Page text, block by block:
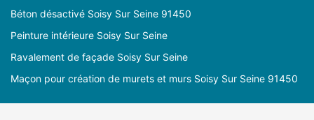
Béton désactivé Soisy Sur Seine 91450
Peinture intérieure Soisy Sur Seine
Ravalement de façade Soisy Sur Seine
Maçon pour création de murets et murs Soisy Sur Seine 91450